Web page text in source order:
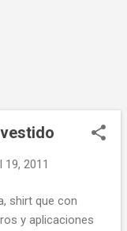
19, 2011
shirt que con
y aplicaciones